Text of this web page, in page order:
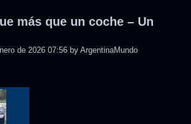
más que un coche – Un
de 2026 07:56 by ArgentinaMundo